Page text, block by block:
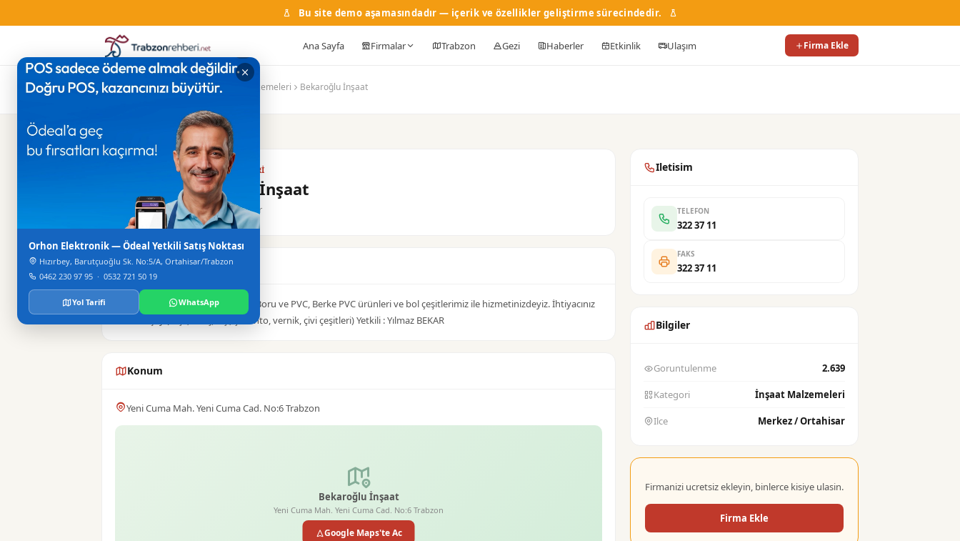
Bu site demo aşamasındadır — içerik ve özellikler geliştirme sürecindedir.
Ana Sayfa Firmalar Trabzon Gezi Haberler Etkinlik Ulaşım Firma Ekle
Ana Sayfa Firma Rehberi İnşaat Malzemeleri Bekaroğlu İnşaat
İNŞAAT MALZEMELERI
Bekaroğlu İnşaat
Merkez / Ortahisar
Hakkinda
Marshall, Safran, Meges, Fırat Gri Boru ve PVC, Berke PVC ürünleri ve bol çeşitlerimiz ile hizmetinizdeyiz. İhtiyacınız
olan herşey (fırça, kireç, alçı, çimento, vernik, çivi çeşitleri) Yetkili : Yılmaz BEKAR
Konum
Yeni Cuma Mah. Yeni Cuma Cad. No:6 Trabzon
Bekaroğlu İnşaat
Yeni Cuma Mah. Yeni Cuma Cad. No:6 Trabzon
Google Maps'te Ac
Iletisim
TELEFON
322 37 11
FAKS
322 37 11
Bilgiler
Goruntulenme 2.639
Kategori İnşaat Malzemeleri
Ilce Merkez / Ortahisar
Firmanizi ucretsiz ekleyin, binlerce kisiye ulasin.
Firma Ekle
Orhon Elektronik — Ödeal Yetkili Satış Noktası
Hızırbey, Barutçuoğlu Sk. No:5/A, Ortahisar/Trabzon
0462 230 97 95 · 0532 721 50 19
Yol Tarifi WhatsApp